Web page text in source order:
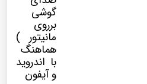
گوشی
برروی
مانیتور )
هماهنگ
با اندروید
و آیفون